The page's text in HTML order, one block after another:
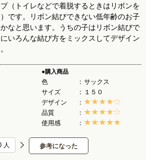
（トイレなどで着脱するときはリボンを
です。リボン結びできない低年齢のお子
なと思います。うちの子はリボン結びで
いろんな結び方をミックスしてデザイン
●購入商品
色
サックス
サイズ
１５０
デザイン
品質
使用感
参考になった
人